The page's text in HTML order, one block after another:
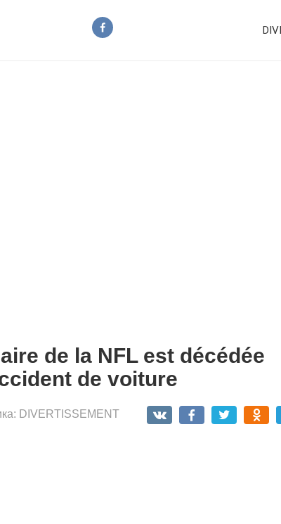
de la NFL est décédée
de voiture
DIVERTISSEMENT